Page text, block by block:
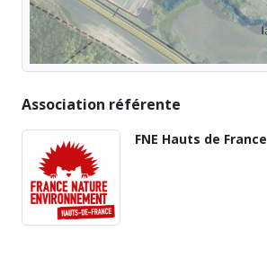
Association référente
FNE Hauts de France